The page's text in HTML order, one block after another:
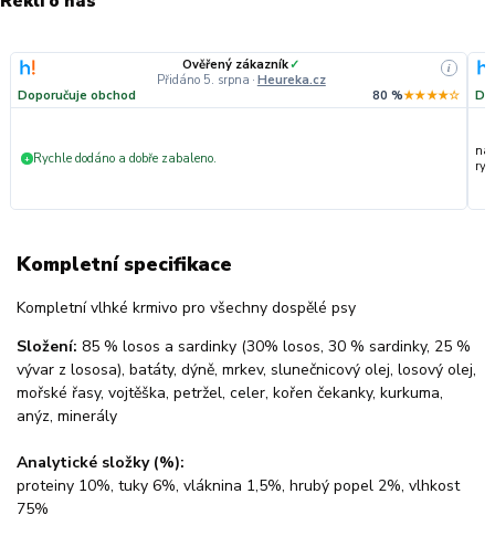
Ověřený zákazník✓
Přidáno 5. srpna · Heureka.cz
i
Doporučuje obchod 80 %★★★★☆
+ Rychle dodáno a dobře zabaleno.
Kompletní specifikace
Kompletní vlhké krmivo pro všechny dospělé psy
Složení: 85 % losos a sardinky (30% losos, 30 % sardinky, 25 %
vývar z lososa), batáty, dýně, mrkev, slunečnicový olej, losový olej,
mořské řasy, vojtěška, petržel, celer, kořen čekanky, kurkuma,
anýz, minerály
Analytické složky (%):
proteiny 10%, tuky 6%, vláknina 1,5%, hrubý popel 2%, vlhkost
75%